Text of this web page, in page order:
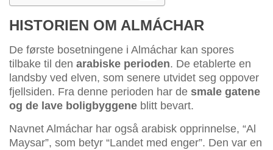
HISTORIEN OM ALMÁCHAR
De første bosetningene i Almáchar kan spores
tilbake til den arabiske perioden. De etablerte en
landsby ved elven, som senere utvidet seg oppover
fjellsiden. Fra denne perioden har de smale gatene
og de lave boligbyggene blitt bevart.
Navnet Almáchar har også arabisk opprinnelse, “Al
Maysar”, som betyr “Landet med enger”. Den var en